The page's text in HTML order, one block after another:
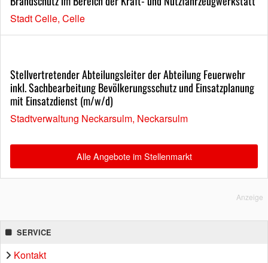
Stadt Celle, Celle
Stellvertretender Abteilungsleiter der Abteilung Feuerwehr
inkl. Sachbearbeitung Bevölkerungsschutz und Einsatzplanung
mit Einsatzdienst (m/w/d)
Stadtverwaltung Neckarsulm, Neckarsulm
Alle Angebote im Stellenmarkt
Anzeige
SERVICE
Kontakt